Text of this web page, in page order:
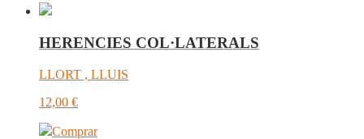
HERENCIES COL·LATERALS
LLORT , LLUIS
12,00 €
Comprar